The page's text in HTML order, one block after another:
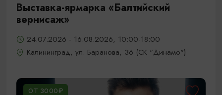
Выставка-ярмарка «Балтийский
вернисаж»
24.07.2026 - 16.08.2026, 10:00-18:00
Калининград, ул. Баранова, 36 (СК "Динамо")
ОТ 3000₽